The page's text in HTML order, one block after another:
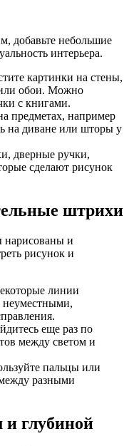
добавьте небольшие
интерьера.
картинки на стены,
обои. Можно
с книгами.
предметах, например
на диване или шторы у
дверные ручки,
сделают рисунок
штрихи
нарисованы и
рисунок и
линии
неуместными,
еще раз по
между светом и
пальцы или
разными
и глубиной